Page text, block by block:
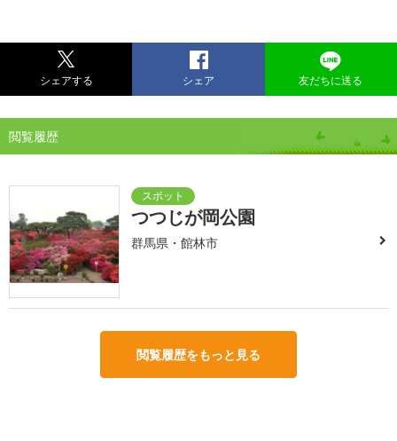
シェアする シェア 友だちに送る
閲覧履歴
つつじが岡公園
群馬県・館林市
閲覧履歴をもっと見る